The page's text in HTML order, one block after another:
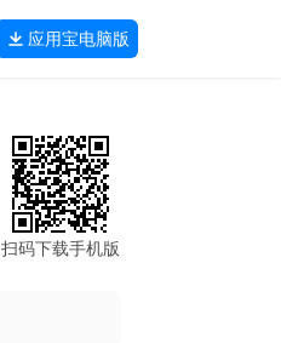
应用宝电脑版
扫码下载手机版